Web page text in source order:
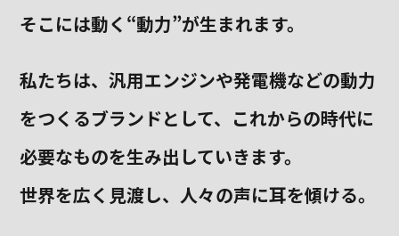
そこには動く“動力”が生まれます。
私たちは、汎用エンジンや発電機などの動力
をつくるブランドとして、 これからの時代に
必要なものを生み出していきます。
世界を広く見渡し、人々の声に耳を傾ける。